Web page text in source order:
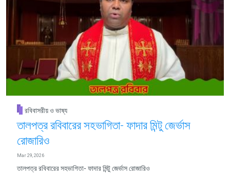
রবিবাসরীয় ও ভাষ্য
তালপত্র রবিবারের সহভাগিতা- ফাদার মিন্টু জের্ভাস
রোজারিও
Mar 29, 2026
তালপত্র রবিবারের সহভাগিতা- ফাদার মিন্টু জের্ভাস রোজারিও